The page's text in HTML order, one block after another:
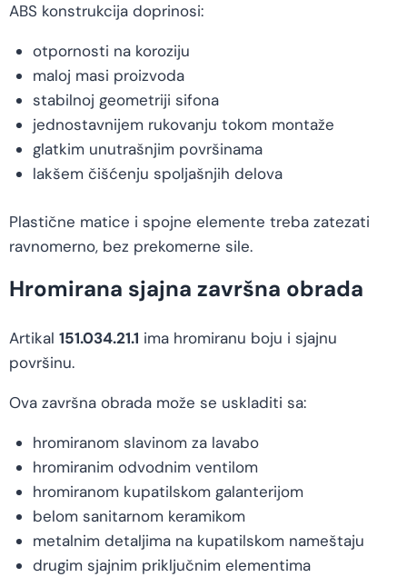
ABS konstrukcija doprinosi:
otpornosti na koroziju
maloj masi proizvoda
stabilnoj geometriji sifona
jednostavnijem rukovanju tokom montaže
glatkim unutrašnjim površinama
lakšem čišćenju spoljašnjih delova
Plastične matice i spojne elemente treba zatezati
ravnomerno, bez prekomerne sile.
Hromirana sjajna završna obrada
Artikal 151.034.21.1 ima hromiranu boju i sjajnu
površinu.
Ova završna obrada može se uskladiti sa:
hromiranom slavinom za lavabo
hromiranim odvodnim ventilom
hromiranom kupatilskom galanterijom
belom sanitarnom keramikom
metalnim detaljima na kupatilskom nameštaju
drugim sjajnim priključnim elementima